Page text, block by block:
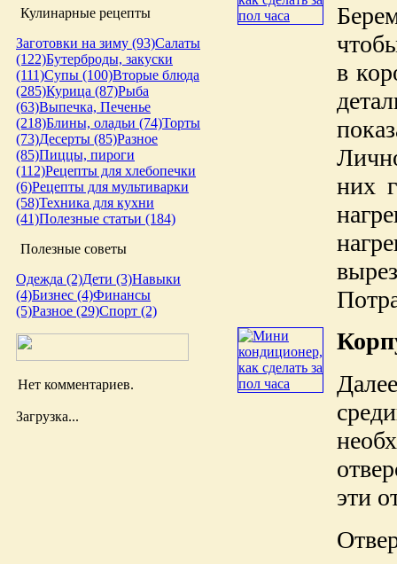
Кулинарные рецепты
Заготовки на зиму (93)Салаты
(122)Бутерброды, закуски
(111)Супы (100)Вторые блюда
(285)Курица (87)Рыба
(63)Выпечка, Печенье
(218)Блины, оладьи (74)Торты
(73)Десерты (85)Разное
(85)Пиццы, пироги
(112)Рецепты для хлебопечки
(6)Рецепты для мультиварки
(58)Техника для кухни
(41)Полезные статьи (184)
Полезные советы
Одежда (2)Дети (3)Навыки
(4)Бизнес (4)Финансы
(5)Разное (29)Спорт (2)
Нет комментариев.
Загрузка...
в
них
эти